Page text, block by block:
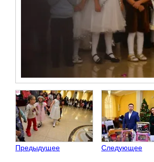
Предыдущее Следующее